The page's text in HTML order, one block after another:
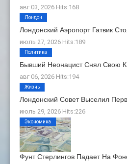
авг 03, 2026 Hits:168
Лондонский Аэропорт Гатвик
июль 27, 2026 Hits:189
Лондон
Бывший Неонацист Снял Свою
авг 06, 2026 Hits:194
Политика
Лондонский Совет Выселил
июль 29, 2026 Hits:226
Жизнь
Фунт Стерлингов Падает На
Экономика